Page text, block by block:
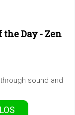
the Day - Zen
sound and